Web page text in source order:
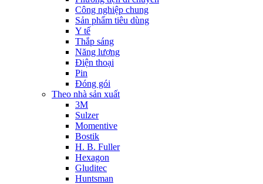
Công nghiệp chung
Sản phẩm tiêu dùng
Y tế
Thắp sáng
Năng lượng
Điện thoại
Pin
Đóng gói
Theo nhà sản xuất
3M
Sulzer
Momentive
Bostik
H. B. Fuller
Hexagon
Gluditec
Huntsman